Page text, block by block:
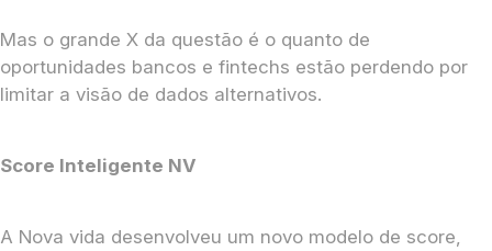
Mas o grande X da questão é o quanto de
oportunidades bancos e fintechs estão perdendo por
limitar a visão de dados alternativos.
Score Inteligente NV
A Nova vida desenvolveu um novo modelo de score,